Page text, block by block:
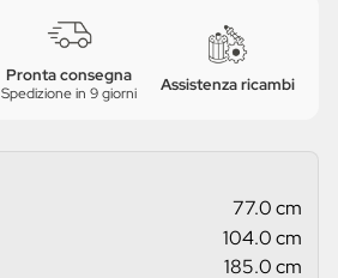
Pronta consegna
Spedizione in 9 giorni Assistenza ricambi
77.0 cm
104.0 cm
185.0 cm